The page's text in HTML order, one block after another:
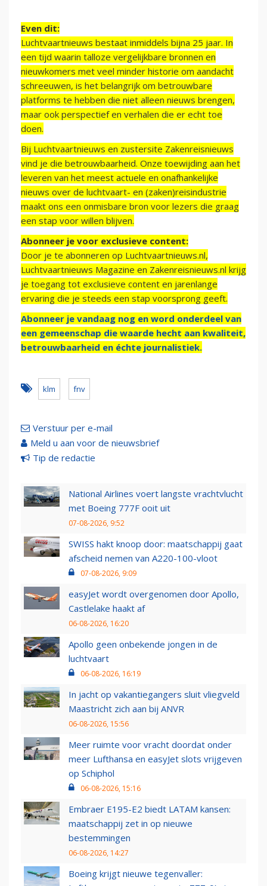
Even dit:
Luchtvaartnieuws bestaat inmiddels bijna 25 jaar. In
een tijd waarin talloze vergelijkbare bronnen en
nieuwkomers met veel minder historie om aandacht
schreeuwen, is het belangrijk om betrouwbare
platforms te hebben die niet alleen nieuws brengen,
maar ook perspectief en verhalen die er echt toe
doen.
Bij Luchtvaartnieuws en zustersite Zakenreisnieuws
vind je die betrouwbaarheid. Onze toewijding aan het
leveren van het meest actuele en onafhankelijke
nieuws over de luchtvaart- en (zaken)reisindustrie
maakt ons een onmisbare bron voor lezers die graag
een stap voor willen blijven.
Abonneer je voor exclusieve content:
Door je te abonneren op Luchtvaartnieuws.nl,
Luchtvaartnieuws Magazine en Zakenreisnieuws.nl krijg
je toegang tot exclusieve content en jarenlange
ervaring die je steeds een stap voorsprong geeft.
Abonneer je vandaag nog en word onderdeel van
een gemeenschap die waarde hecht aan kwaliteit,
betrouwbaarheid en échte journalistiek.
klm fnv
Verstuur per e-mail
Meld u aan voor de nieuwsbrief
Tip de redactie
National Airlines voert langste vrachtvlucht
met Boeing 777F ooit uit
07-08-2026, 9:52
SWISS hakt knoop door: maatschappij gaat
afscheid nemen van A220-100-vloot
07-08-2026, 9:09
easyJet wordt overgenomen door Apollo,
Castlelake haakt af
06-08-2026, 16:20
Apollo geen onbekende jongen in de
luchtvaart
06-08-2026, 16:19
In jacht op vakantiegangers sluit vliegveld
Maastricht zich aan bij ANVR
06-08-2026, 15:56
Meer ruimte voor vracht doordat onder
meer Lufthansa en easyJet slots vrijgeven
op Schiphol
06-08-2026, 15:16
Embraer E195-E2 biedt LATAM kansen:
maatschappij zet in op nieuwe
bestemmingen
06-08-2026, 14:27
Boeing krijgt nieuwe tegenvaller: